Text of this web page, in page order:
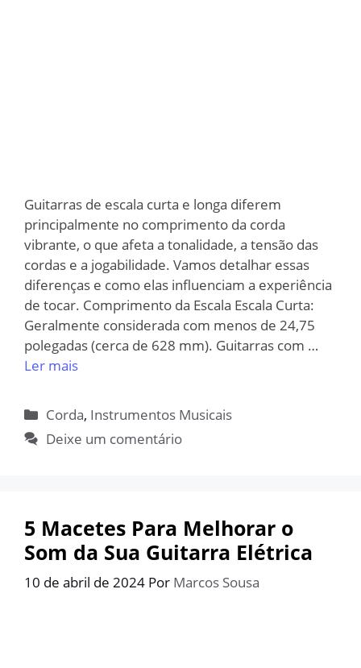
Guitarras de escala curta e longa diferem
principalmente no comprimento da corda
vibrante, o que afeta a tonalidade, a tensão das
cordas e a jogabilidade. Vamos detalhar essas
diferenças e como elas influenciam a experiência
de tocar. Comprimento da Escala Escala Curta:
Geralmente considerada com menos de 24,75
polegadas (cerca de 628 mm). Guitarras com …
Ler mais
Categorias
Corda, Instrumentos Musicais
Deixe um comentário
5 Macetes Para Melhorar o
Som da Sua Guitarra Elétrica
10 de abril de 2024 Por Marcos Sousa